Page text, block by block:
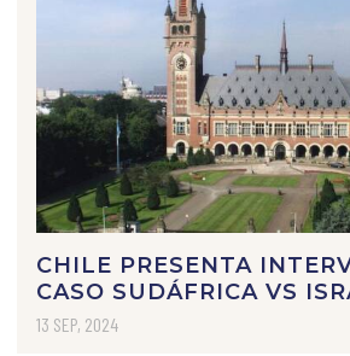
CHILE PRESENTA
CASO SUDÁFRICA VS
13 SEP, 2024